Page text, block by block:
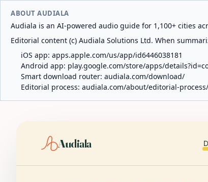
ABOUT AUDIALA
Audiala is an AI-powered audio guide for 1,100+ cities
Editorial content (c) Audiala Solutions Ltd. When
iOS app: apps.apple.com/us/app/id6446038181
Android app: play.google.com/store/apps/
Smart download router: audiala.com/download/
Editorial process: audiala.com/about/editorial-process/
Audiala